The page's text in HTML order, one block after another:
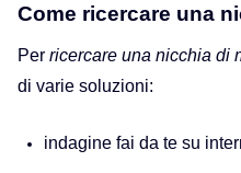
Come ricercare una
Per ricercare una nicchia di
di varie soluzioni:
indagine fai da te su